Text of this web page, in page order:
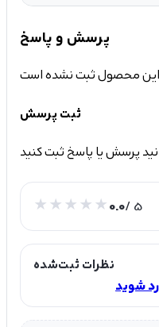
پرسش و پاسخ
ثبت پرسش
0.0/ 5
نظرات ثبت‌شده
شوید